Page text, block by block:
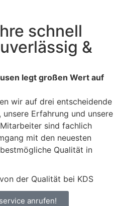
schnell
&
legt großen Wert auf
wir auf drei entscheidende
Erfahrung und unsere
sind fachlich
mit den neuesten
Qualität in
der Qualität bei KDS
anrufen!